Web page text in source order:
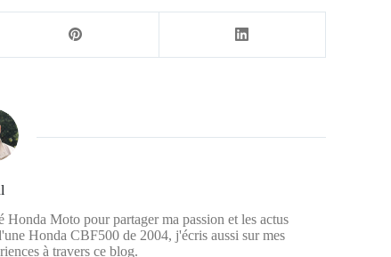
Moto pour partager ma passion et les actus
Honda CBF500 de 2004, j'écris aussi sur mes
à travers ce blog.